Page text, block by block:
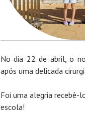
No dia 22 de abril, o
após uma delicada
Foi uma alegria
escola!